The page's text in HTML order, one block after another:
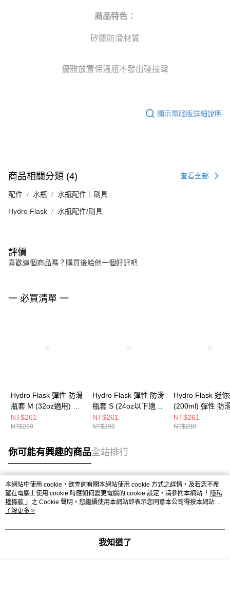
商品特色：
矽膠防滑材質
優雅放置保溫瓶不發出碰撞聲
顯示電腦版詳細說明
商品相關分類 (4) 查看全部
配件 水瓶 水瓶配件｜刷具
Hydro Flask 水瓶配件/刷具
評價
喜歡這個商品嗎？購買後給他一個好評吧
一 必買清單 一
Hydro Flask 彈性 防滑
瓶套 M (32oz適用) 時
尚黑
NT$261
NT$290
Hydro Flask 彈性 防滑
瓶套 S (24oz以下適用)
鐵灰
NT$261
NT$290
Hydro Flask 迷
(200ml) 彈性 防
套 時尚黑
NT$261
NT$290
你可能有興趣的商品全站排行
熱門標籤
本網站中使用 cookie，欲查詢有關本網站使用 cookie 方式之詳情，及若您不希
望在電腦上使用 cookie 時應如何變更電腦的 cookie 設定，請參閱本網站「 隱私
權條款 」之 Cookie 聲明。您繼續使用本網站即表示您同意本公司得按本網站使
用條款之 Cookie 聲明使用 cookie。
了解更多 >
我知道了